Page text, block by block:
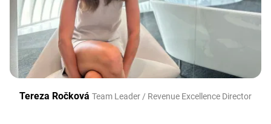
Tereza Ročková Team Leader / Revenue Excellence Director